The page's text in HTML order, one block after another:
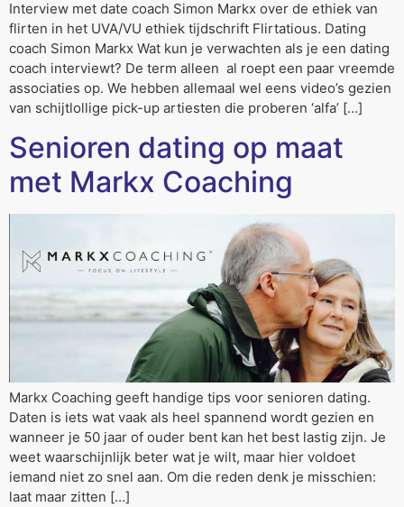
Interview met date coach Simon Markx over de ethiek van
flirten in het UVA/VU ethiek tijdschrift Flirtatious. Dating
coach Simon Markx Wat kun je verwachten als je een dating
coach interviewt? De term alleen al roept een paar vreemde
associaties op. We hebben allemaal wel eens video’s gezien
van schijtlollige pick-up artiesten die proberen ‘alfa’ […]
Senioren dating op maat
met Markx Coaching
Markx Coaching geeft handige tips voor senioren dating.
Daten is iets wat vaak als heel spannend wordt gezien en
wanneer je 50 jaar of ouder bent kan het best lastig zijn. Je
weet waarschijnlijk beter wat je wilt, maar hier voldoet
iemand niet zo snel aan. Om die reden denk je misschien:
laat maar zitten […]